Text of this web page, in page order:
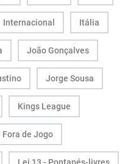
Internacional Itália
João Gonçalves
Jorge Sousa
Kings League
Fora de Jogo